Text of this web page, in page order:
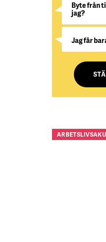
Byte från
jag?
Jag får